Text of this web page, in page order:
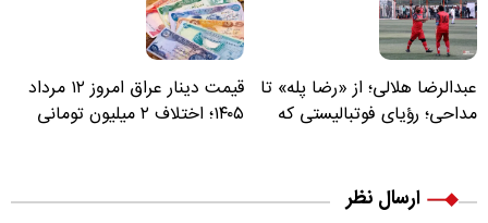
عبدالرضا هلالی؛ از «رضا پله» تا
مداحی؛ رؤیای فوتبالیستی که
قیمت دینار عراق امروز ۱۲ مرداد
۱۴۰۵؛ اختلاف ۲ میلیون تومانی
ارسال نظر